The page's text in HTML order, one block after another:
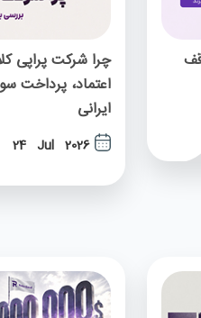
چرا شرکت پراپی
اعتماد، پرداخت
ایرانی
24 Jul 2026